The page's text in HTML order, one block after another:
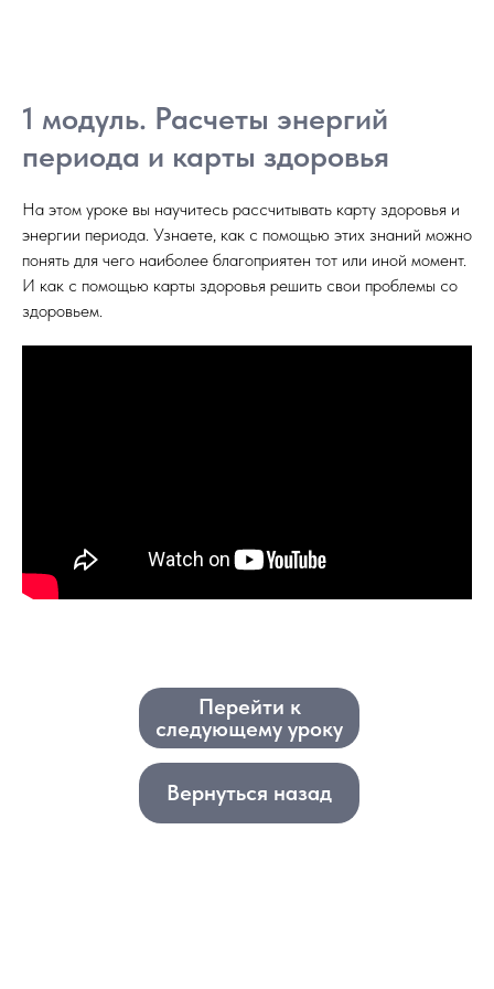
1 модуль. Расчеты энергий
периода и карты здоровья
На этом уроке вы научитесь рассчитывать карту здоровья и
энергии периода. Узнаете, как с помощью этих знаний можно
понять для чего наиболее благоприятен тот или иной момент.
И как с помощью карты здоровья решить свои проблемы со
здоровьем.
Вернуться назад
Перейти к
следующему уроку